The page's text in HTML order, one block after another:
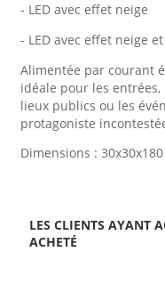
- LED avec effet neige
- LED avec effet neige
Alimentée par courant
idéale pour les
lieux publics ou les
protagoniste
Dimensions :
LES CLIENTS AYANT
ACHETÉ